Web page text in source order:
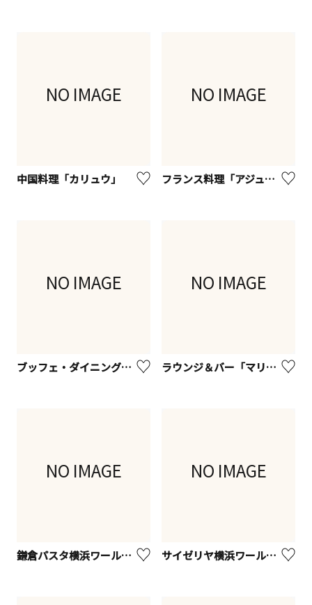
NO IMAGE
中国料理「カリュウ」
NO IMAGE
フランス料理「アジュール」
NO IMAGE
ブッフェ・ダイニング「オーシャンテラス」
NO IMAGE
ラウンジ＆バー「マリンブルー」
NO IMAGE
鎌倉パスタ横浜ワールドポーターズ店
NO IMAGE
サイゼリヤ横浜ワールドポーターズ